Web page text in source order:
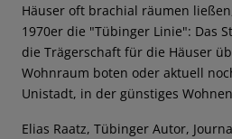
Häuser oft brachial räumen
1970er die "Tübinger Linie": Das
die Trägerschaft für die Häuser
Wohnraum boten oder aktuell
Unistadt, in der günstiges
Elias Raatz, Tübinger Autor,